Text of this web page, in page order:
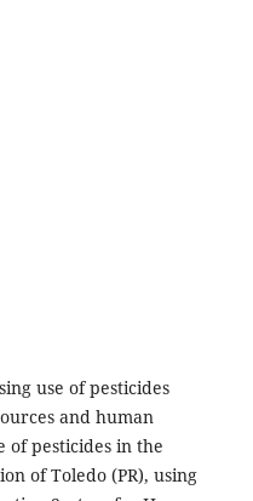
use of pesticides
and human
of pesticides in the
of Toledo (PR), using